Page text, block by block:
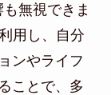
無視できま
用し、自分
ンやライフ
ことで、多